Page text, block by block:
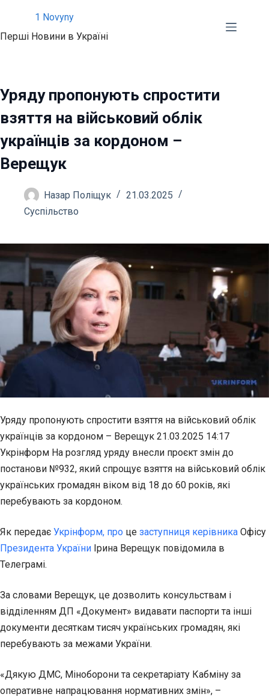
вмісту
1 Novyny
Перші Новини в Україні
Уряду пропонують спростити
взяття на військовий облік
українців за кордоном –
Верещук
Назар Поліщук
21.03.2025
Суспільство
Уряду пропонують спростити взяття на військовий облік
українців за кордоном – Верещук 21.03.2025 14:17
Укрінформ На розгляд уряду внесли проєкт змін до
постанови №932, який спрощує взяття на військовий облік
українських громадян віком від 18 до 60 років, які
перебувають за кордоном.
Як передає Укрінформ, про це заступниця керівника Офісу
Президента України Ірина Верещук повідомила в
Телеграмі.
За словами Верещук, це дозволить консульствам і
відділенням ДП «Документ» видавати паспорти та інші
документи десяткам тисяч українських громадян, які
перебувають за межами України.
«Дякую ДМС, Міноборони та секретаріату Кабміну за
оперативне напрацювання нормативних змін», –